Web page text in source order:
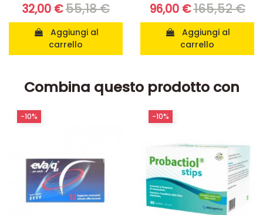
32,00 €55,18 €
carrello
96,00 €165,52 €
carrello
Combina questo prodotto con